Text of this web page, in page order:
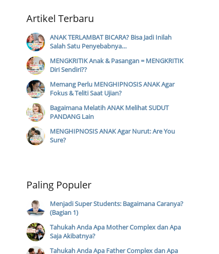
Artikel Terbaru
ANAK TERLAMBAT BICARA? Bisa Jadi Inilah
Salah Satu Penyebabnya…
MENGKRITIK Anak & Pasangan = MENGKRITIK
Diri Sendiri??
Memang Perlu MENGHIPNOSIS ANAK Agar
Fokus & Teliti Saat Ujian?
Bagaimana Melatih ANAK Melihat SUDUT
PANDANG Lain
MENGHIPNOSIS ANAK Agar Nurut: Are You
Sure?
Paling Populer
Menjadi Super Students: Bagaimana Caranya?
(Bagian 1)
Tahukah Anda Apa Mother Complex dan Apa
Saja Akibatnya?
Tahukah Anda Apa Father Complex dan Apa